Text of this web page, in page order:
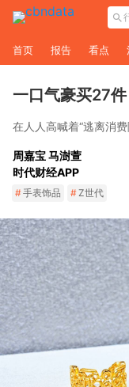
首页 报告 看点
一口气豪买27
在人人高喊着“逃离消费
周嘉宝 马澍萱
时代财经APP
#手表饰品 #Z世代